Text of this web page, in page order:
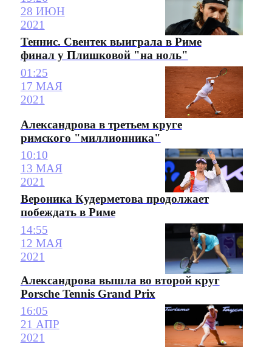
28 ИЮН
2021
Теннис. Свентек выиграла в Риме
финал у Плишковой "на ноль"
01:25
17 МАЯ
2021
Александрова в третьем круге
римского "миллионника"
10:10
13 МАЯ
2021
Вероника Кудерметова продолжает
побеждать в Риме
14:55
12 МАЯ
2021
Александрова вышла во второй круг
Porsche Tennis Grand Prix
16:05
21 АПР
2021